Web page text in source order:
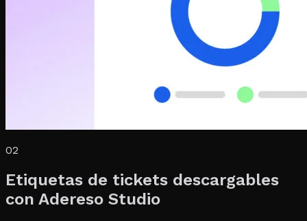
02
Etiquetas de tickets descargables
con Adereso Studio